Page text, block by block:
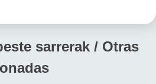
sarrerak / Otras